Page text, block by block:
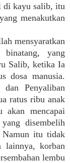
di kayu salib, itu
menakutkan
mensyaratkan
binatang, yang
Salib, ketika Ia
dosa manusia.
Penyaliban
ratus ribu anak
akan mencapai
disembelih
Namun itu tidak
lainnya, korban
lembu